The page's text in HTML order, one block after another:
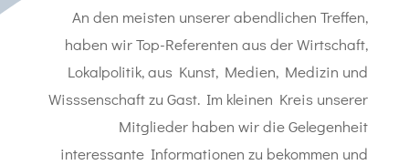
An den meisten unserer abendlichen Treffen,
haben wir Top-Referenten aus der Wirtschaft,
Lokalpolitik, aus Kunst, Medien, Medizin und
Wisssenschaft zu Gast. Im kleinen Kreis unserer
Mitglieder haben wir die Gelegenheit
interessante Informationen zu bekommen und